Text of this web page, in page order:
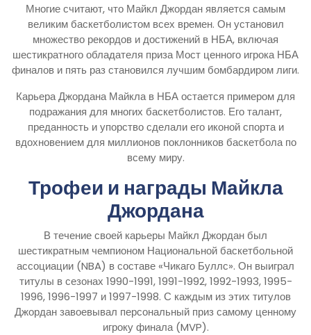
Многие считают, что Майкл Джордан является самым
великим баскетболистом всех времен. Он установил
множество рекордов и достижений в НБА, включая
шестикратного обладателя приза Мост ценного игрока НБА
финалов и пять раз становился лучшим бомбардиром лиги.
Карьера Джордана Майкла в НБА остается примером для
подражания для многих баскетболистов. Его талант,
преданность и упорство сделали его иконой спорта и
вдохновением для миллионов поклонников баскетбола по
всему миру.
Трофеи и награды Майкла
Джордана
В течение своей карьеры Майкл Джордан был
шестикратным чемпионом Национальной баскетбольной
ассоциации (NBA) в составе «Чикаго Буллс». Он выиграл
титулы в сезонах 1990-1991, 1991-1992, 1992-1993, 1995-
1996, 1996-1997 и 1997-1998. С каждым из этих титулов
Джордан завоевывал персональный приз самому ценному
игроку финала (MVP).